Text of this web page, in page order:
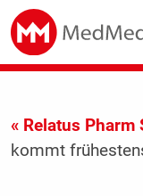
« Relatus Pharm
kommt